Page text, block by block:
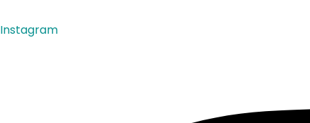
Instagram